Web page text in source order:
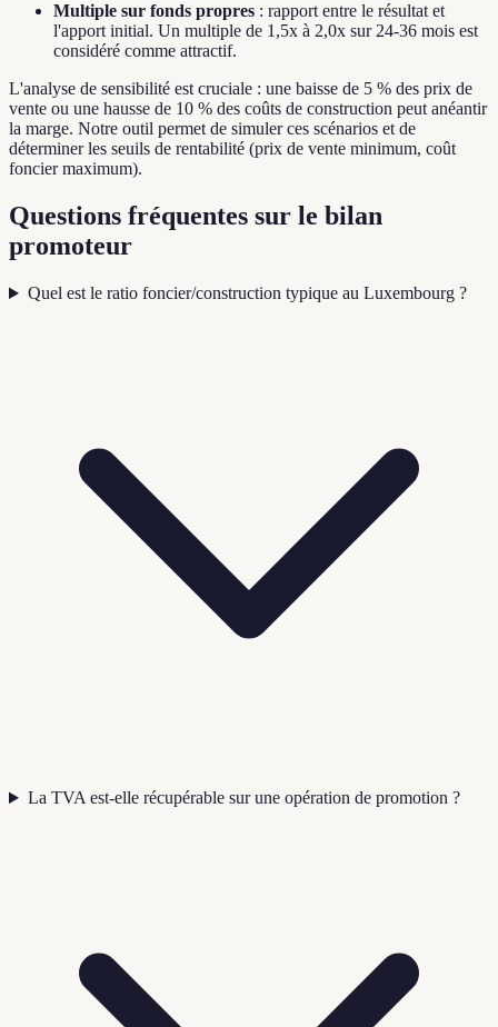
Multiple sur fonds propres : rapport entre le résultat et
l'apport initial. Un multiple de 1,5x à 2,0x sur 24-36 mois est
considéré comme attractif.
L'analyse de sensibilité est cruciale : une baisse de 5 % des prix de
vente ou une hausse de 10 % des coûts de construction peut anéantir
la marge. Notre outil permet de simuler ces scénarios et de
déterminer les seuils de rentabilité (prix de vente minimum, coût
foncier maximum).
Questions fréquentes sur le bilan
promoteur
Quel est le ratio foncier/construction typique au Luxembourg ?
La TVA est-elle récupérable sur une opération de promotion ?